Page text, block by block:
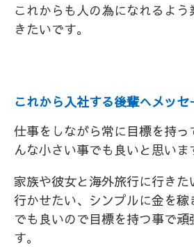
これからも人の為になれるよ
きたいです。
これから入社する後輩へメッセ
仕事をしながら常に目標を持
んな小さい事でも良いと思いま
家族や彼女と海外旅行に行きた
行かせたい、シンプルに金を
でも良いので目標を持つ事で頑
す。